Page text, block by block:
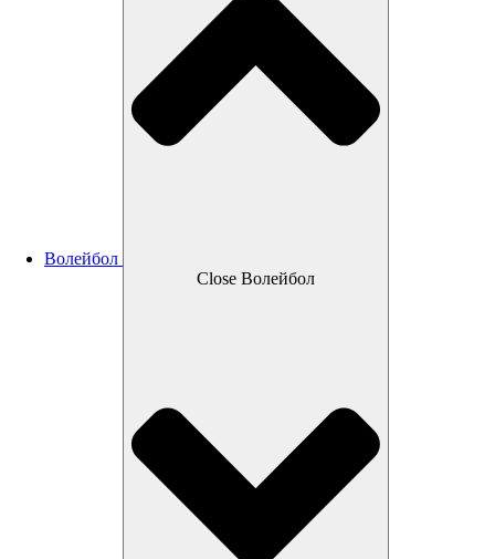
Волейбол
Close Волейбол